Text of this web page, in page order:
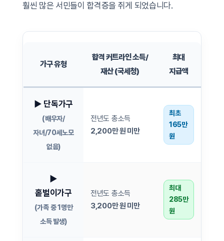
훨씬 많은 서민들이 합격증을 쥐게 되었습니다.
가구 유형
합격 커트라인 소득/
재산 (국세청)
최대
지급액
▶ 단독가구
(배우자/
자녀/70세노모
없음)
전년도 총소득
2,200만 원 미만
최초
165만
원
▶
홑벌이가구
(가족 중 1명만
소득 발생)
전년도 총소득
3,200만 원 미만
최대
285만
원